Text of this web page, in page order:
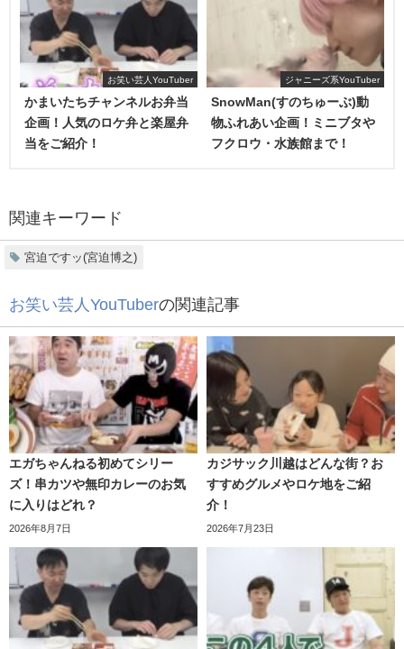
にYoutberになったんだなと思いました。
・Youtubeで謝るのは卑怯！
上記のような意見も含め、約35,000件のコメント数があり
ました。
どれだけ雨上がり決死隊の解散が、世間の注目の的だった
解散理由は？
1989年4月に結成した雨上がり決死隊は、2021年8月に解散
解散理由はいろいろ言われていますが、最も有力視されて
いるのは【コンビ間のずれ】と言われています。
宮迫さんの闇営業問題が発覚してから、宮迫さんは謹慎し
ていました。
相方の蛍原さんは“いつかコンビとして、もう一度テレビに
戻りたい！”と宮迫さんの復帰を待っていました。
しかし、宮迫さんは謹慎期間中に、
蛍原さんに相談するこ
ともなく、個人でYoutubeチャンネル「宮迫ですっ」を開
設してしまいました。
始めたタイミングも悪かったことから、蛍原さんは宮迫さ
んの行動に対して疑問を持つようになったといいます。
【雨上がり決死隊】【相方・蛍原徹】を最優先にしていれ
お笑い芸人YouTuber
かまいたちチャンネルお弁当
企画！人気のロケ弁と楽屋弁
当をご紹介！
ジャニーズ系YouTuber
SnowMan(すのちゅーぶ)動
物ふれあい企画！ミニブタや
フクロウ・水族館まで！
関連キーワード
宮迫ですッ(宮迫博之)
お笑い芸人YouTuberの関連記事
エガちゃんねる初めてシリー
ズ！串カツや無印カレーのお気
に入りはどれ？
2026年8月7日
カジサック川越はどんな街？お
すすめグルメやロケ地をご紹
介！
2026年7月23日